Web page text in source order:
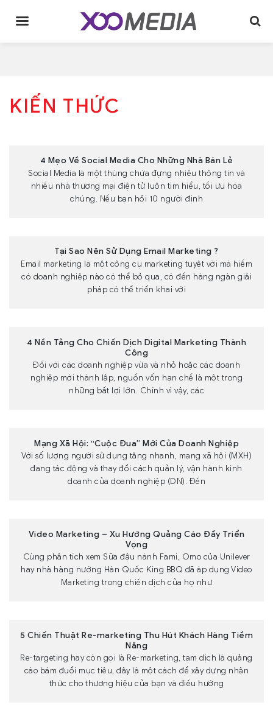
KIẾN THỨC
4 Mẹo Về Social Media Cho Những Nhà Bán Lẻ
Social Media là một thùng chứa đựng nhiều thông tin và
nhiều nhà thương mại điện tử luôn tìm hiểu, tối ưu hóa
chúng. Nếu bạn hỏi 10 người định
Tại Sao Nên Sử Dụng Email Marketing ?
Email marketing là một công cụ marketing tuyệt vời mà hiếm
có doanh nghiệp nào có thể bỏ qua, có đến hàng ngàn giải
pháp có thể triển khai với
4 Nền Tảng Cho Chiến Dịch Digital Marketing Thành
Công
Đối với các doanh nghiệp vừa và nhỏ hoặc các doanh
nghiệp mới thành lập, nguồn vốn hạn chế là một trong
những bất lợi lớn. Chính vì vậy, các
Mạng Xã Hội: “Cuộc Đua” Mới Của Doanh Nghiệp
Với số lượng người sử dụng tăng nhanh, mạng xã hội (MXH)
đang tác động và thay đổi cách quản lý, vận hành kinh
doanh của doanh nghiệp (DN). Đến
Video Marketing – Xu Hướng Quảng Cáo Đầy Triển
Vọng
Cùng phân tích xem Sữa đậu nành Fami, Omo của Unilever
hay nhà hàng nướng Hàn Quốc King BBQ đã áp dụng Video
Marketing trong chiến dịch của họ như
5 Chiến Thuật Re-marketing Thu Hút Khách Hàng Tiềm
Năng
Re-targeting hay còn gọi là Re-marketing, tạm dịch là quảng
cáo bám đuổi mục tiêu, đây là một cách để xây dựng nhận
thức cho thương hiệu của bạn và điều hướng